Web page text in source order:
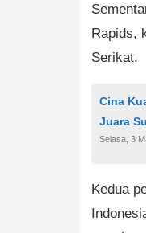
Rapids,
Serikat.
Cina
Juara
Selasa, 3
Kedua